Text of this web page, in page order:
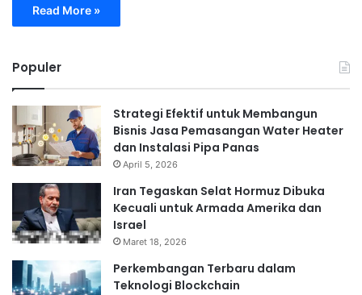
Read More »
Populer
Strategi Efektif untuk Membangun
Bisnis Jasa Pemasangan Water Heater
dan Instalasi Pipa Panas
April 5, 2026
Iran Tegaskan Selat Hormuz Dibuka
Kecuali untuk Armada Amerika dan
Israel
Maret 18, 2026
Perkembangan Terbaru dalam
Teknologi Blockchain